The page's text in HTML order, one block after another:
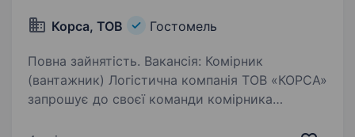
Корса, ТОВ Гостомель
Повна зайнятість. Вакансія: Комірник
(вантажник) Логістична компанія ТОВ «КОРСА»
запрошує до своєї команди комірника